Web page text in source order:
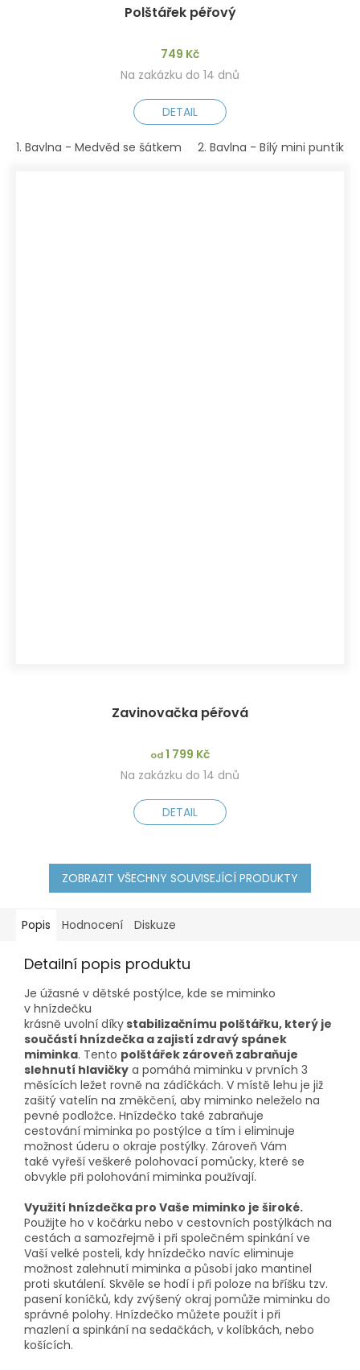
Polštářek péřový
749 Kč
Na zakázku do 14 dnů
DETAIL
1. Bavlna - Medvěd se šátkem 2. Bavlna - Bílý mini puntík
Zavinovačka péřová
od1 799 Kč
Na zakázku do 14 dnů
DETAIL
ZOBRAZIT VŠECHNY SOUVISEJÍCÍ PRODUKTY
Popis Hodnocení Diskuze
Detailní popis produktu
Je úžasné v dětské postýlce, kde se miminko
v hnízdečku
krásně uvolní díkystabilizačnímu polštářku, který je
součástí hnízdečka a zajistí zdravý spánek
miminka. Tento polštářek zároveň zabraňuje
slehnutí hlavičky a pomáhá miminku v prvních 3
měsících ležet rovně na zádíčkách. V místě lehu je již
zašitý vatelín na změkčení, aby miminko neleželo na
pevné podložce. Hnízdečko také zabraňuje
cestování miminka po postýlce a tím i eliminuje
možnost úderu o okraje postýlky. Zároveň Vám
také vyřeší veškeré polohovací pomůcky, které se
obvykle při polohování miminka používají.
Využití hnízdečka pro Vaše miminko je široké.
Použijte ho v kočárku nebo v cestovních postýlkách na
cestách a samozřejmě i při společném spinkání ve
Vaší velké posteli, kdy hnízdečko navíc eliminuje
možnost zalehnutí miminka a působí jako mantinel
proti skutálení. Skvěle se hodí i při poloze na bříšku tzv.
pasení koníčků, kdy zvýšený okraj pomůže miminku do
správné polohy. Hnízdečko můžete použít i při
mazlení a spinkání na sedačkách, v kolíbkách, nebo
košících.